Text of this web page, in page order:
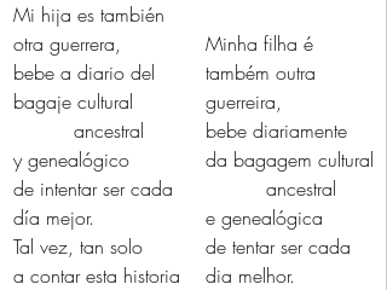
Mi hija es también
otra guerrera,
bebe a diario del
bagaje cultural
ancestral
y genealógico
de intentar ser cada
día mejor.
Tal vez, tan solo
a contar esta historia
Minha filha é
também outra
guerreira,
bebe diariamente
da bagagem cultural
ancestral
e genealógica
de tentar ser cada
dia melhor.